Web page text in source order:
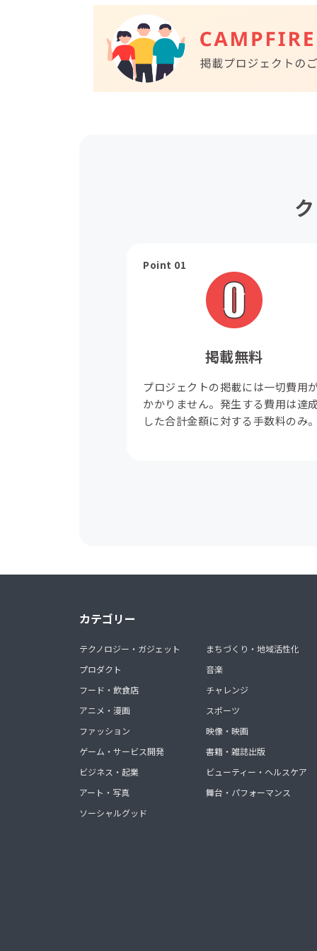
Point 01
掲載無料
プロジェクトの掲載には一切費用
かかりません。発生する費用は達
した合計金額に対する手数料のみ
カテゴリー
テクノロジー・ガジェット
プロダクト
フード・飲食店
アニメ・漫画
ファッション
ゲーム・サービス開発
ビジネス・起業
アート・写真
ソーシャルグッド
まちづくり・地域活性化
音楽
チャレンジ
スポーツ
映像・映画
書籍・雑誌出版
ビューティー・ヘルスケア
舞台・パフォーマンス